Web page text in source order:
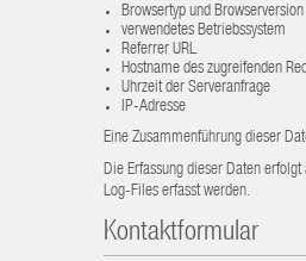
Browsertyp und Browserversion
verwendetes Betriebssystem
Referrer URL
Hostname des zugreifenden
Uhrzeit der Serveranfrage
IP-Adresse
Eine Zusammenführung dieser
Die Erfassung dieser Daten
Log-Files erfasst werden.
Kontaktformular